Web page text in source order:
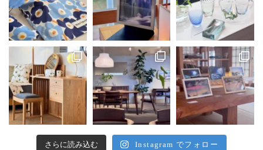
さらに読み込む Instagram でフォロー